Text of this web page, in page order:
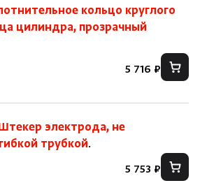
кольцо круглого
цилиндра, прозрачный
5 716 ₽
электрода, не
трубкой.
5 753 ₽